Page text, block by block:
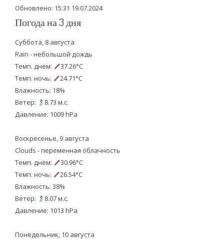
Обновлено: 15:31 19.07.2024
Погода на 3 дня
Суббота, 8 августа
Rain - небольшой дождь
Темп. днём:
37.26°C
Темп. ночь:
24.71°C
Влажность: 18%
Ветер:
8.73 м.с.
Давление: 1009 hPa
Воскресенье, 9 августа
Clouds - переменная облачность
Темп. днём:
30.96°C
Темп. ночь:
26.54°C
Влажность: 38%
Ветер:
8.07 м.с.
Давление: 1013 hPa
Понедельник, 10 августа